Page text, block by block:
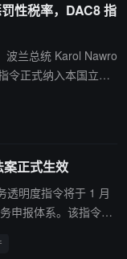
性税率，DAC8 指
波兰总统 Karol Nawro
令正式纳入本国立
者的持仓与交易情
加密货币交易所得
但兑换为法币时须缴
正式生效
透明度指令将于 1 月
申报体系。该指令名
成员国之间共享这些